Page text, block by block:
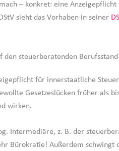
– konkret: eine
sieht das Vorhaben in seiner
steuerberatenden Berufsstand
für innerstaatliche
Gesetzeslücken früher als
wirken.
Intermediäre, z. B. der
Bürokratie! Außerdem schwingt